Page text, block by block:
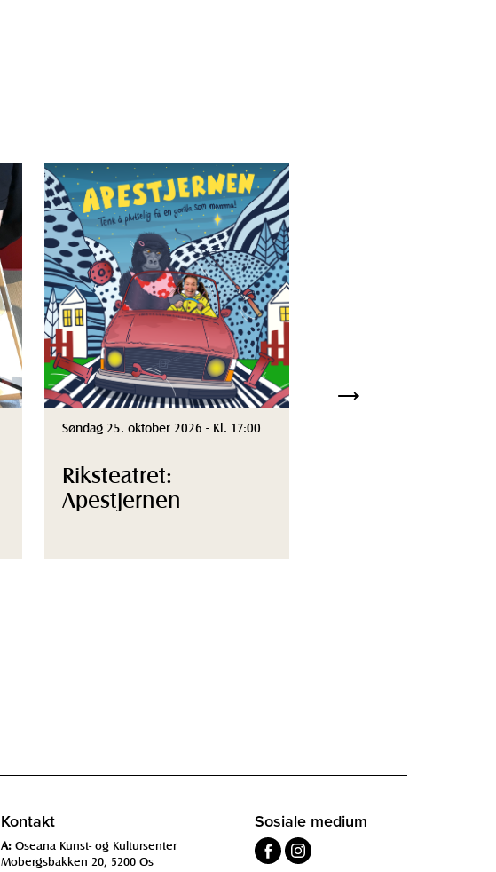
Søndag 25. oktober 2026 - Kl. 17:00
Riksteatret:
Apestjernen
→
Kontakt
A:Oseana Kunst- og Kultursenter
Mobergsbakken 20, 5200 Os
Sosiale medium